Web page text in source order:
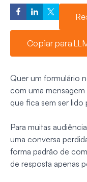
Copiar para
Quer um formulário
com uma
que fica sem ser lido
Para muitas
uma conversa
forma padrão de
de resposta apenas